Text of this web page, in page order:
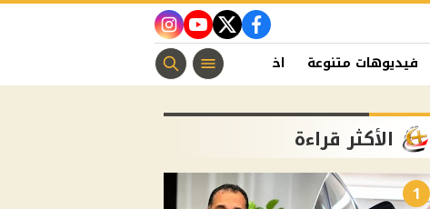
facebook
twitter
youtube
instagram
فيديوهات متنوعة اخبار الفن منوعات مسيحية
الأكثر قراءة
1